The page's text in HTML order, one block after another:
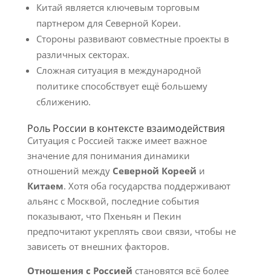
Китай является ключевым торговым
партнером для Северной Кореи.
Стороны развивают совместные проекты в
различных секторах.
Сложная ситуация в международной
политике способствует ещё большему
сближению.
Роль России в контексте взаимодействия
Ситуация с Россией также имеет важное
значение для понимания динамики
отношений между Северной Кореей и
Китаем. Хотя оба государства поддерживают
альянс с Москвой, последние события
показывают, что Пхеньян и Пекин
предпочитают укреплять свои связи, чтобы не
зависеть от внешних факторов.
Отношения с Россией становятся всё более